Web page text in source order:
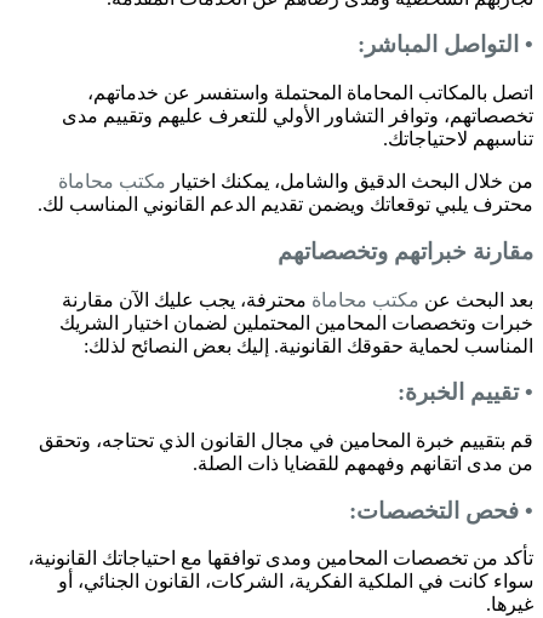
• التواصل المباشر:
اتصل بالمكاتب المحاماة المحتملة واستفسر عن خدماتهم،
تخصصاتهم، وتوافر التشاور الأولي للتعرف عليهم وتقييم مدى
تناسبهم لاحتياجاتك.
من خلال البحث الدقيق والشامل، يمكنك اختيار مكتب محاماة
محترف يلبي توقعاتك ويضمن تقديم الدعم القانوني المناسب لك.
مقارنة خبراتهم وتخصصاتهم
بعد البحث عن مكتب محاماة محترفة، يجب عليك الآن مقارنة
خبرات وتخصصات المحامين المحتملين لضمان اختيار الشريك
المناسب لحماية حقوقك القانونية. إليك بعض النصائح لذلك:
• تقييم الخبرة:
قم بتقييم خبرة المحامين في مجال القانون الذي تحتاجه، وتحقق
من مدى اتقانهم وفهمهم للقضايا ذات الصلة.
• فحص التخصصات:
تأكد من تخصصات المحامين ومدى توافقها مع احتياجاتك القانونية،
سواء كانت في الملكية الفكرية، الشركات، القانون الجنائي، أو
غيرها.